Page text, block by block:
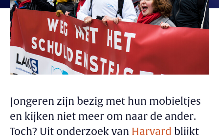
Jongeren zijn bezig met hun mobieltjes
en kijken niet meer om naar de ander.
Toch? Uit onderzoek van Harvard blijkt